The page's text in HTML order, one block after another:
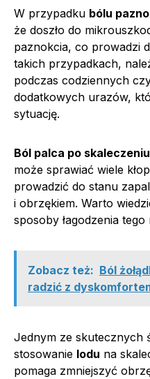
W przypadku bólu
że doszło do
paznokcia, co prowadzi
takich przypadkach,
podczas codziennych
dodatkowych urazów,
sytuację.
Ból palca po skaleczeniu
może sprawiać wiele
prowadzić do stanu
i obrzękiem. Warto
sposoby łagodzenia
Zobacz też: Ból
radzić z
Jednym ze skutecznych
stosowanie lodu na
pomaga zmniejszyć